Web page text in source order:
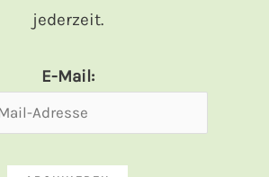
jederzeit.
E-Mail: